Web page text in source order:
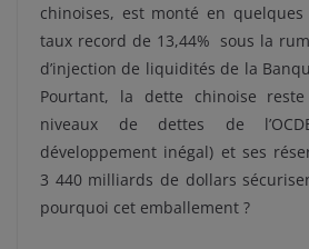
chinoises, est monté en
taux record de 13,44% sous la
d’injection de liquidités de la
Pourtant, la dette chinoise
niveaux de dettes de
développement inégal) et ses
3 440 milliards de dollars
pourquoi cet emballement ?